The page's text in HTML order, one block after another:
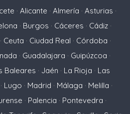
· Alicante · Almería · Asturias ·
· Burgos · Cáceres · Cádiz ·
· Ceuta · Ciudad Real · Córdoba ·
· Guadalajara · Guipúzcoa ·
Baleares · Jaén · La Rioja · Las
· Lugo · Madrid · Málaga · Melilla ·
· Palencia · Pontevedra ·